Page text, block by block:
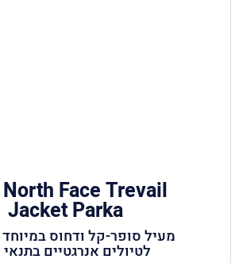
Face Trevail
Jacket Parka
מעיל סופר-קל ודחוס
לטיולים אנרגטיים